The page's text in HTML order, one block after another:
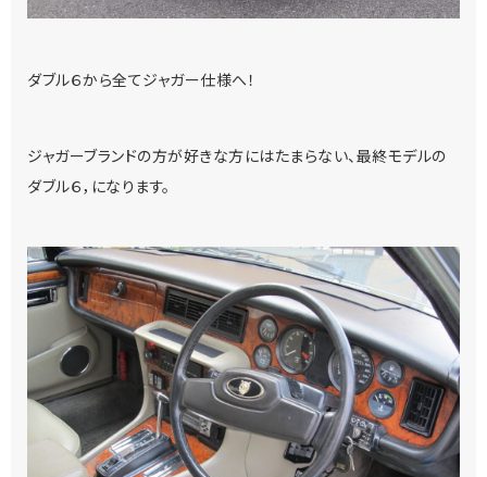
ダブル６から全てジャガー仕様へ！
ジャガーブランドの方が好きな方にはたまらない、最終モデルの
ダブル６，になります。